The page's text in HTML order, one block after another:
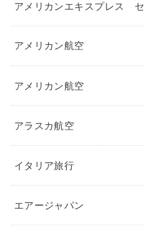
アメリカンエキスプレス セ
アメリカン航空
アメリカン航空
アラスカ航空
イタリア旅行
エアージャパン